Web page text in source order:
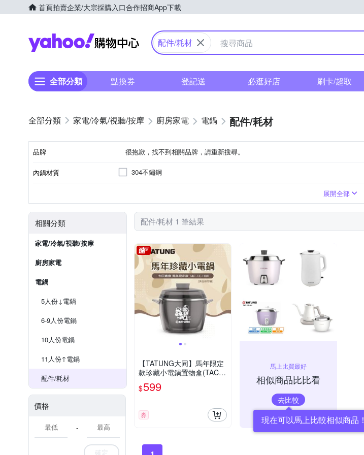
首頁拍賣企業/大宗採購入口合作招商App下載
Yahoo購物中心
配件/耗材
全部分類 點換券 登記送 必逛好店 刷卡/超取
家電/冷氣/視聽/按摩 廚房家電 電鍋 配件/耗材
品牌 很抱歉，找不到相關品牌，請重新搜尋。
內鍋材質 304不鏽鋼
展開全部
相關分類
家電/冷氣/視聽/按摩
廚房家電
電鍋
5人份↓電鍋
6-9人份電鍋
10人份電鍋
11人份↑電鍋
配件/耗材
價格
-
確定
配件/耗材 1 筆結果
【TATUNG大同】馬年限定
款珍藏小電鍋置物盒(TAC-1
C-HBR)
$599
券
馬上比買最好
相似商品比比看
去比較
現在可以馬上比較相似商品！